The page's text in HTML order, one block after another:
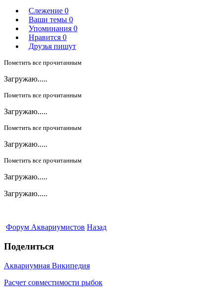
Слежение 0
Ваши темы 0
Упоминания 0
Нравится 0
Друзья пишут
Пометить все прочитанным
Загружаю.....
Пометить все прочитанным
Загружаю.....
Пометить все прочитанным
Загружаю.....
Пометить все прочитанным
Загружаю.....
Загружаю.....
Форум Аквариумистов Назад
Поделиться
Аквариумная Википедия
Расчет совместимости рыбок